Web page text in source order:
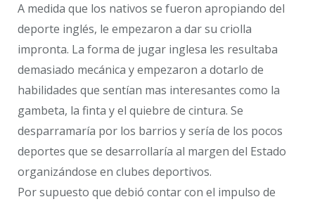
A medida que los nativos se fueron apropiando del
deporte inglés, le empezaron a dar su criolla
impronta. La forma de jugar inglesa les resultaba
demasiado mecánica y empezaron a dotarlo de
habilidades que sentían mas interesantes como la
gambeta, la finta y el quiebre de cintura. Se
desparramaría por los barrios y sería de los pocos
deportes que se desarrollaría al margen del Estado
organizándose en clubes deportivos.
Por supuesto que debió contar con el impulso de